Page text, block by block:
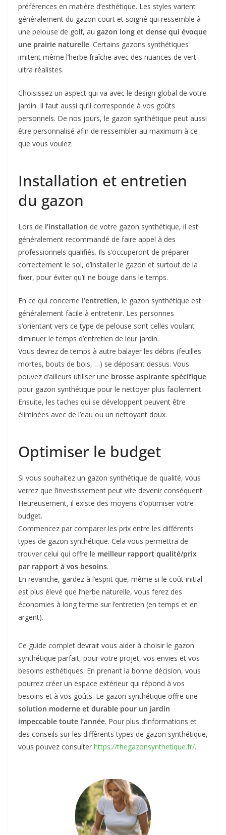
préférences en matière d’esthétique. Les styles varient
généralement du gazon court et soigné qui ressemble à
une pelouse de golf, au gazon long et dense qui évoque
une prairie naturelle. Certains gazons synthétiques
imitent même l’herbe fraîche avec des nuances de vert
ultra réalistes.
Choisissez un aspect qui va avec le design global de votre
jardin. Il faut aussi qu’il corresponde à vos goûts
personnels. De nos jours, le gazon synthétique peut aussi
être personnalisé afin de ressembler au maximum à ce
que vous voulez.
Installation et entretien
du gazon
Lors de l’installation de votre gazon synthétique, il est
généralement recommandé de faire appel à des
professionnels qualifiés. Ils s’occuperont de préparer
correctement le sol, d’installer le gazon et surtout de la
fixer, pour éviter qu’il ne bouge dans le temps.
En ce qui concerne l’entretien, le gazon synthétique est
généralement facile à entretenir. Les personnes
s’orientant vers ce type de pelouse sont celles voulant
diminuer le temps d’entretien de leur jardin.
Vous devrez de temps à autre balayer les débris (feuilles
mortes, bouts de bois, …) se déposant dessus. Vous
pouvez d’ailleurs utiliser une brosse aspirante spécifique
pour gazon synthétique pour le nettoyer plus facilement.
Ensuite, les taches qui se développent peuvent être
éliminées avec de l’eau ou un nettoyant doux.
Optimiser le budget
Si vous souhaitez un gazon synthétique de qualité, vous
verrez que l’investissement peut vite devenir conséquent.
Heureusement, il existe des moyens d’optimiser votre
budget.
Commencez par comparer les prix entre les différents
types de gazon synthétique. Cela vous permettra de
trouver celui qui offre le meilleur rapport qualité/prix
par rapport à vos besoins.
En revanche, gardez à l’esprit que, même si le coût initial
est plus élevé que l’herbe naturelle, vous ferez des
économies à long terme sur l’entretien (en temps et en
argent).
Ce guide complet devrait vous aider à choisir le gazon
synthétique parfait, pour votre projet, vos envies et vos
besoins esthétiques. En prenant la bonne décision, vous
pourrez créer un espace extérieur qui répond à vos
besoins et à vos goûts. Le gazon synthétique offre une
solution moderne et durable pour un jardin
impeccable toute l’année. Pour plus d’informations et
des conseils sur les différents types de gazon synthétique,
vous pouvez consulter https://thegazonsynthetique.fr/.